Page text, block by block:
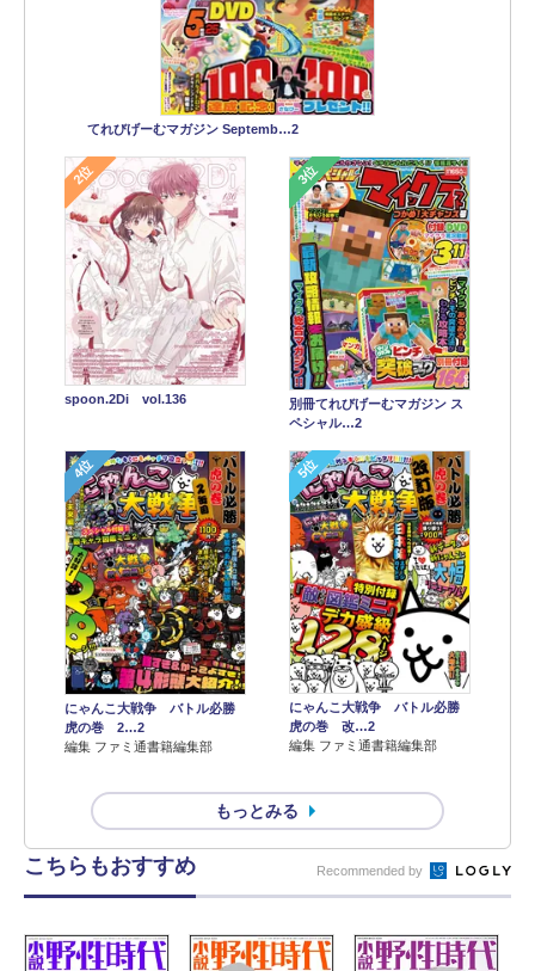
てれびげーむマガジン Septemb…2
2位
spoon.2Di vol.136
3位
別冊てれびげーむマガジン ス
ペシャル…2
4位
にゃんこ大戦争 バトル必勝
虎の巻 2…2
編集 ファミ通書籍編集部
5位
にゃんこ大戦争 バトル必勝
虎の巻 改…2
編集 ファミ通書籍編集部
もっとみる
こちらもおすすめ Recommended by